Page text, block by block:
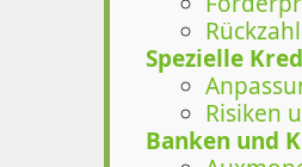
Spezielle
Risiken
Banken und